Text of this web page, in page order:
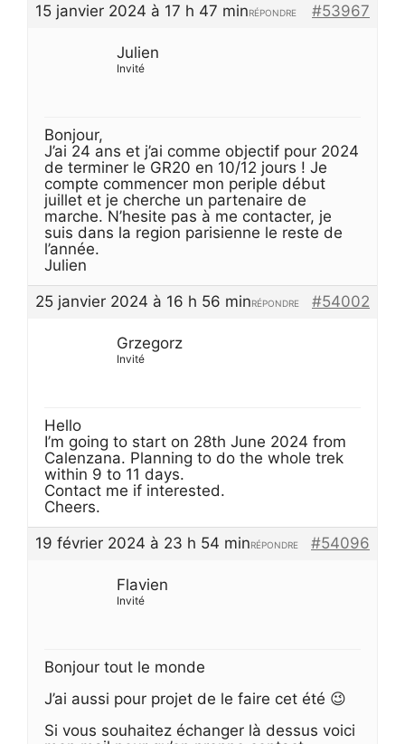
15 janvier 2024 à 17 h 47 min
#53967
RÉPONDRE
Julien
Invité
Bonjour,
J’ai 24 ans et j’ai comme objectif pour 2024
de terminer le GR20 en 10/12 jours ! Je
compte commencer mon periple début
juillet et je cherche un partenaire de
marche. N’hesite pas à me contacter, je
suis dans la region parisienne le reste de
l’année.
Julien
25 janvier 2024 à 16 h 56 min
#54002
RÉPONDRE
Grzegorz
Invité
Hello
I’m going to start on 28th June 2024 from
Calenzana. Planning to do the whole trek
within 9 to 11 days.
Contact me if interested.
Cheers.
19 février 2024 à 23 h 54 min
#54096
RÉPONDRE
Flavien
Invité
Bonjour tout le monde
J’ai aussi pour projet de le faire cet été 😉
Si vous souhaitez échanger là dessus voici